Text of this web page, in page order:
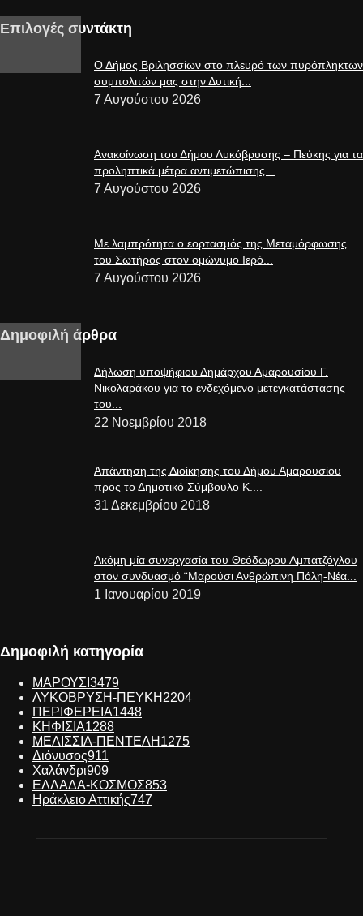
Επιλογές συντάκτη
Ο Δήμος Βριλησσίων στο πλευρό των πυρόπληκτων
συμπολιτών μας στην Δυτική...
7 Αυγούστου 2026
Ανακοίνωση του Δήμου Λυκόβρυσης – Πεύκης για τα
προληπτικά μέτρα αντιμετώπισης...
7 Αυγούστου 2026
Με λαμπρότητα ο εορτασμός της Μεταμόρφωσης
του Σωτήρος στον ομώνυμο Ιερό...
7 Αυγούστου 2026
Δημοφιλή άρθρα
Δήλωση υποψήφιου Δημάρχου Αμαρουσίου Γ.
Νικολαράκου για το ενδεχόμενο μετεγκατάστασης
του...
22 Νοεμβρίου 2018
Απάντηση της Διοίκησης του Δήμου Αμαρουσίου
προς το Δημοτικό Σύμβουλο Κ....
31 Δεκεμβρίου 2018
Ακόμη μία συνεργασία του Θεόδωρου Αμπατζόγλου
στον συνδυασμό ¨Μαρούσι Ανθρώπινη Πόλη-Νέα...
1 Ιανουαρίου 2019
Δημοφιλή κατηγορία
ΜΑΡΟΥΣΙ 3479
ΛΥΚΟΒΡΥΣΗ-ΠΕΥΚΗ 2204
ΠΕΡΙΦΕΡΕΙΑ1448
ΚΗΦΙΣΙΑ1288
ΜΕΛΙΣΣΙΑ-ΠΕΝΤΕΛΗ 1275
Διόνυσος911
Χαλάνδρι909
ΕΛΛΑΔΑ-ΚΟΣΜΟΣ853
Ηράκλειο Αττικής747